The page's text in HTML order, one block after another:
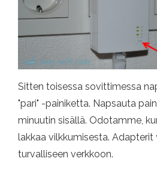
Sitten toisessa sovittimessa
"pari" -painiketta. Napsauta
minuutin sisällä. Odotamme,
lakkaa vilkkumisesta. Adapterit
turvalliseen verkkoon.